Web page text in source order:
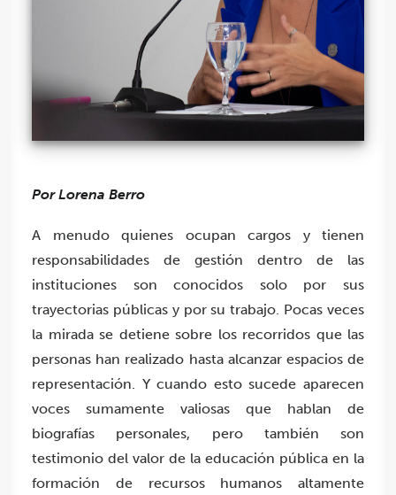
Por Lorena Berro
A menudo quienes ocupan cargos y tienen
responsabilidades de gestión dentro de las
instituciones son conocidos solo por sus
trayectorias públicas y por su trabajo. Pocas veces
la mirada se detiene sobre los recorridos que las
personas han realizado hasta alcanzar espacios de
representación. Y cuando esto sucede aparecen
voces sumamente valiosas que hablan de
biografías personales, pero también son
testimonio del valor de la educación pública en la
formación de recursos humanos altamente